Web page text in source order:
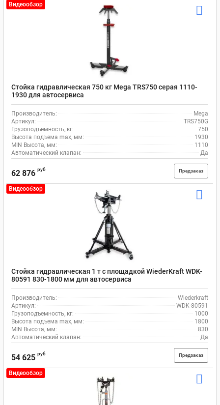
Видеообзор
Стойка гидравлическая 750 кг Mega TRS750 серая 1110-
1930 для автосервиса
Производитель:
Mega
Артикул:
TRS750G
Грузоподъемность, кг:
750
Высота подъема max, мм:
1930
MIN Высота, мм:
1110
Автоматический клапан:
Да
62 876 руб Предзаказ
Видеообзор
Стойка гидравлическая 1 т с площадкой WiederKraft WDK-
80591 830-1800 мм для автосервиса
Производитель:
Wiederkraft
Артикул:
WDK-80591
Грузоподъемность, кг:
1000
Высота подъема max, мм:
1800
MIN Высота, мм:
830
Автоматический клапан:
Да
54 625 руб Предзаказ
Видеообзор